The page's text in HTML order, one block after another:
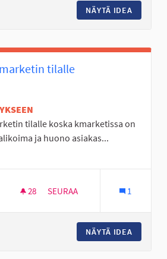
NÄYTÄ IDEA
tilalle
tilalle koska kmarketissa on
ja huono asiakas...
mukaan: Itäinen Seinäjoki
28 28 SEURAAJAA
SEURAA 1
NÄYTÄ IDEA